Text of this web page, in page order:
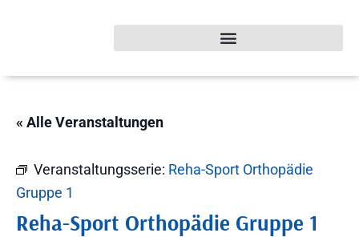
« Alle Veranstaltungen
Veranstaltungsserie: Reha-Sport Orthopädie
Gruppe 1
Reha-Sport Orthopädie Gruppe 1